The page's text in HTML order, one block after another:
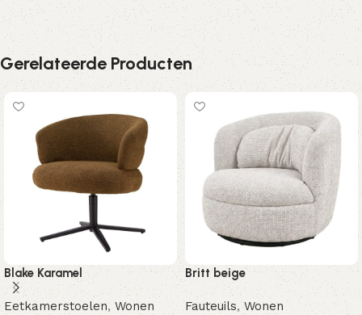
Gerelateerde Producten
Blake Karamel
Eetkamerstoelen, Wonen
Britt beige
Fauteuils,Wonen